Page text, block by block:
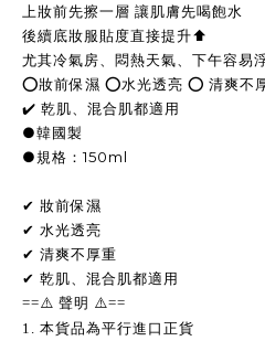
上妝前先擦一層 讓肌膚先喝飽水
後續底妝服貼度直接提升⬆️
尤其冷氣房、悶熱天氣、下午容易
⭕️妝前保濕 ⭕️水光透亮 ⭕️ 清爽不
✔️ 乾肌、混合肌都適用
●韓國製
●規格：150ml
✔ 妝前保濕
✔ 水光透亮
✔ 清爽不厚重
✔ 乾肌、混合肌都適用
==⚠️ 聲明 ⚠️==
1. 本貨品為平行進口正貨